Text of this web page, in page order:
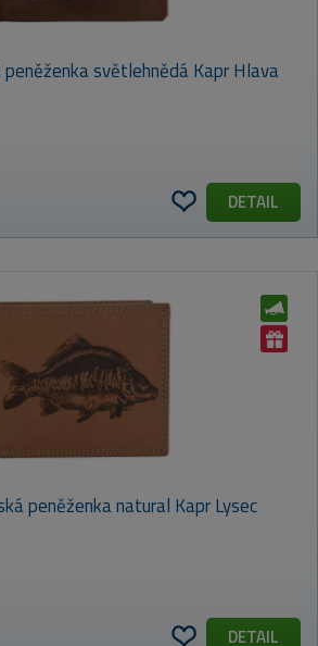
peněženka světlehnědá Kapr Hlava
DETAIL
peněženka natural Kapr Lysec
DETAIL